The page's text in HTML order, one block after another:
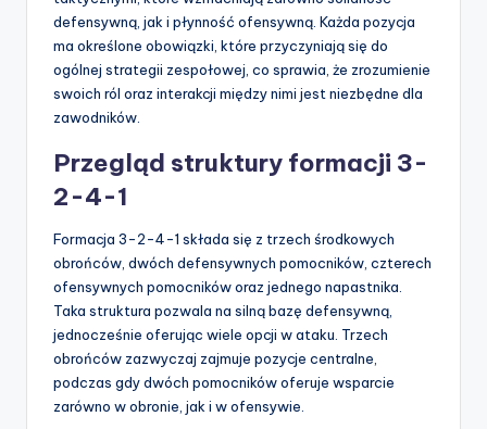
defensywną, jak i płynność ofensywną. Każda pozycja
ma określone obowiązki, które przyczyniają się do
ogólnej strategii zespołowej, co sprawia, że zrozumienie
swoich ról oraz interakcji między nimi jest niezbędne dla
zawodników.
Przegląd struktury formacji 3-
2-4-1
Formacja 3-2-4-1 składa się z trzech środkowych
obrońców, dwóch defensywnych pomocników, czterech
ofensywnych pomocników oraz jednego napastnika.
Taka struktura pozwala na silną bazę defensywną,
jednocześnie oferując wiele opcji w ataku. Trzech
obrońców zazwyczaj zajmuje pozycje centralne,
podczas gdy dwóch pomocników oferuje wsparcie
zarówno w obronie, jak i w ofensywie.